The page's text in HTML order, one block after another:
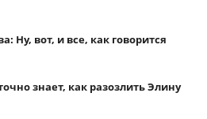
Ну, вот, и все, как говорится
знает, как разозлить Элину